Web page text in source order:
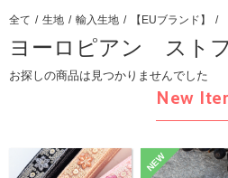
全て / 生地 / 輸入生地 / 【EUブランド】 /
ヨーロピアン ストフ
お探しの商品は見つかりませんでした
New
NEW